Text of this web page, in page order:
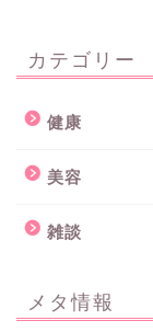
カテゴリー
健康
美容
雑談
メタ情報